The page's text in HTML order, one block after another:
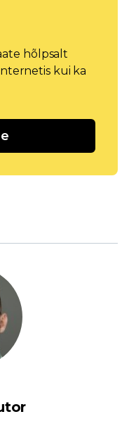
hõlpsalt
kui ka